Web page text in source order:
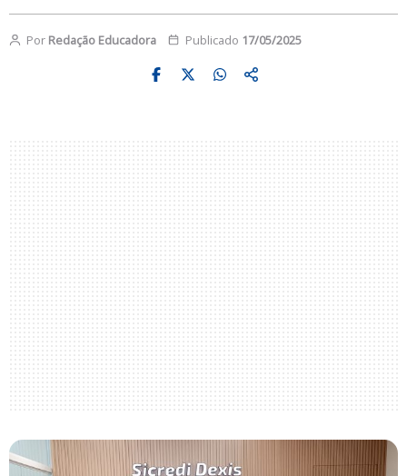
Por Redação Educadora Publicado 17/05/2025